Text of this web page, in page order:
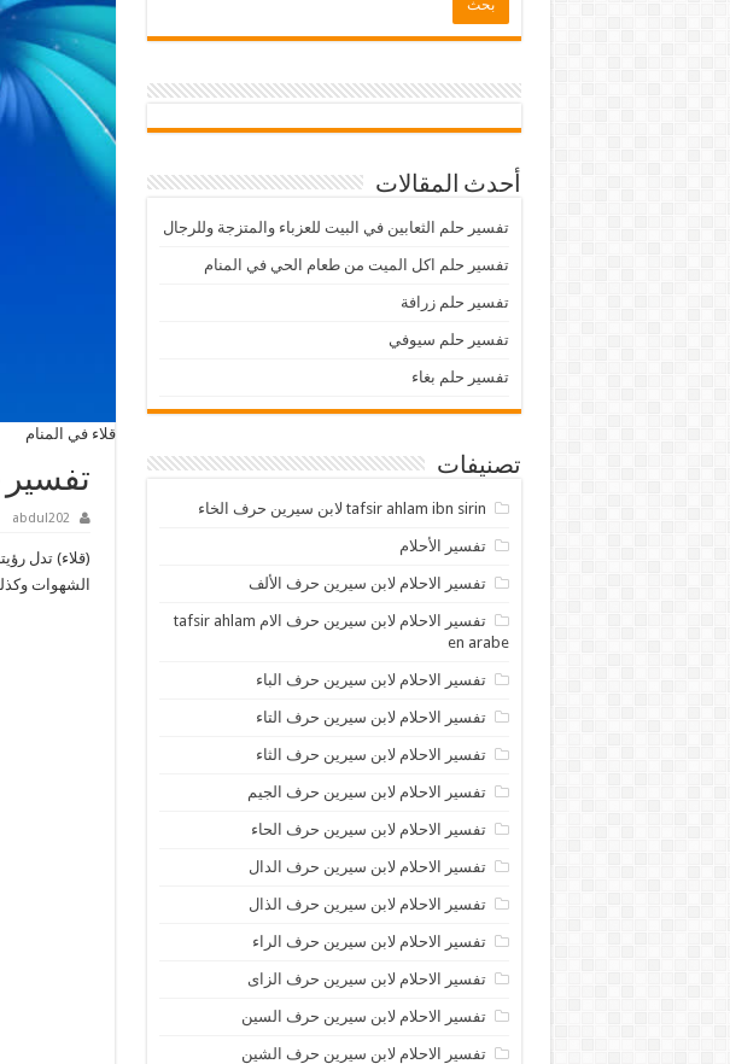
قلاء في المنام
تفسير
abdul202
(قلاء) تدل
الشهوات
أحدث المقالات
تفسير حلم الثعابين في البيت للعزباء والمتزجة وللرجال
تفسير حلم اكل الميت من طعام الحي في المنام
تفسير حلم زرافة
تفسير حلم سيوفي
تفسير حلم بغاء
تصنيفات
tafsir ahlam ibn sirin لابن سيرين حرف الخاء
تفسير الأحلام
تفسير الاحلام لابن سيرين حرف الألف
تفسير الاحلام لابن سيرين حرف الام tafsir ahlam
en arabe
تفسير الاحلام لابن سيرين حرف الباء
تفسير الاحلام لابن سيرين حرف التاء
تفسير الاحلام لابن سيرين حرف الثاء
تفسير الاحلام لابن سيرين حرف الجيم
تفسير الاحلام لابن سيرين حرف الحاء
تفسير الاحلام لابن سيرين حرف الدال
تفسير الاحلام لابن سيرين حرف الذال
تفسير الاحلام لابن سيرين حرف الراء
تفسير الاحلام لابن سيرين حرف الزاى
تفسير الاحلام لابن سيرين حرف السين
تفسير الاحلام لابن سيرين حرف الشين